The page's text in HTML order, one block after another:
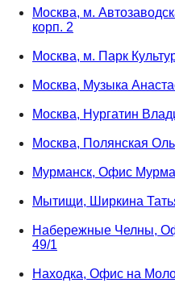
Москва, м.
корп. 2
Москва, м. Парк
Москва, Музыка
Москва, Нургатин
Москва, Полянская
Мурманск, Офис
Мытищи, Ширкина
Набережные Челны,
49/1
Находка, Офис на